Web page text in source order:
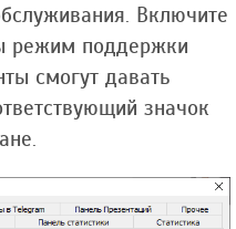
Включите
режим поддержки
смогут давать
значок